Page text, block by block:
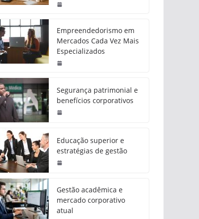
Empreendedorismo em
Mercados Cada Vez Mais
Especializados
Segurança patrimonial e
benefícios corporativos
Educação superior e
estratégias de gestão
Gestão acadêmica e
mercado corporativo
atual